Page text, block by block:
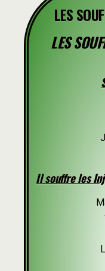
LES
LES
Il souffre les